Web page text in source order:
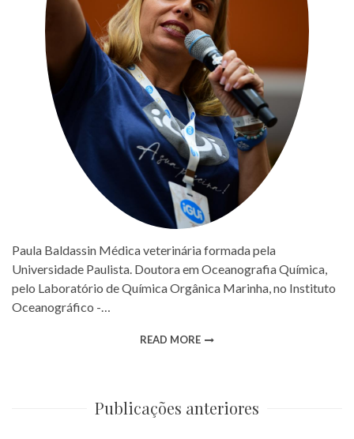
Paula Baldassin Médica veterinária formada pela
Universidade Paulista. Doutora em Oceanografia Química,
pelo Laboratório de Química Orgânica Marinha, no Instituto
Oceanográfico -…
READ MORE
Publicações anteriores